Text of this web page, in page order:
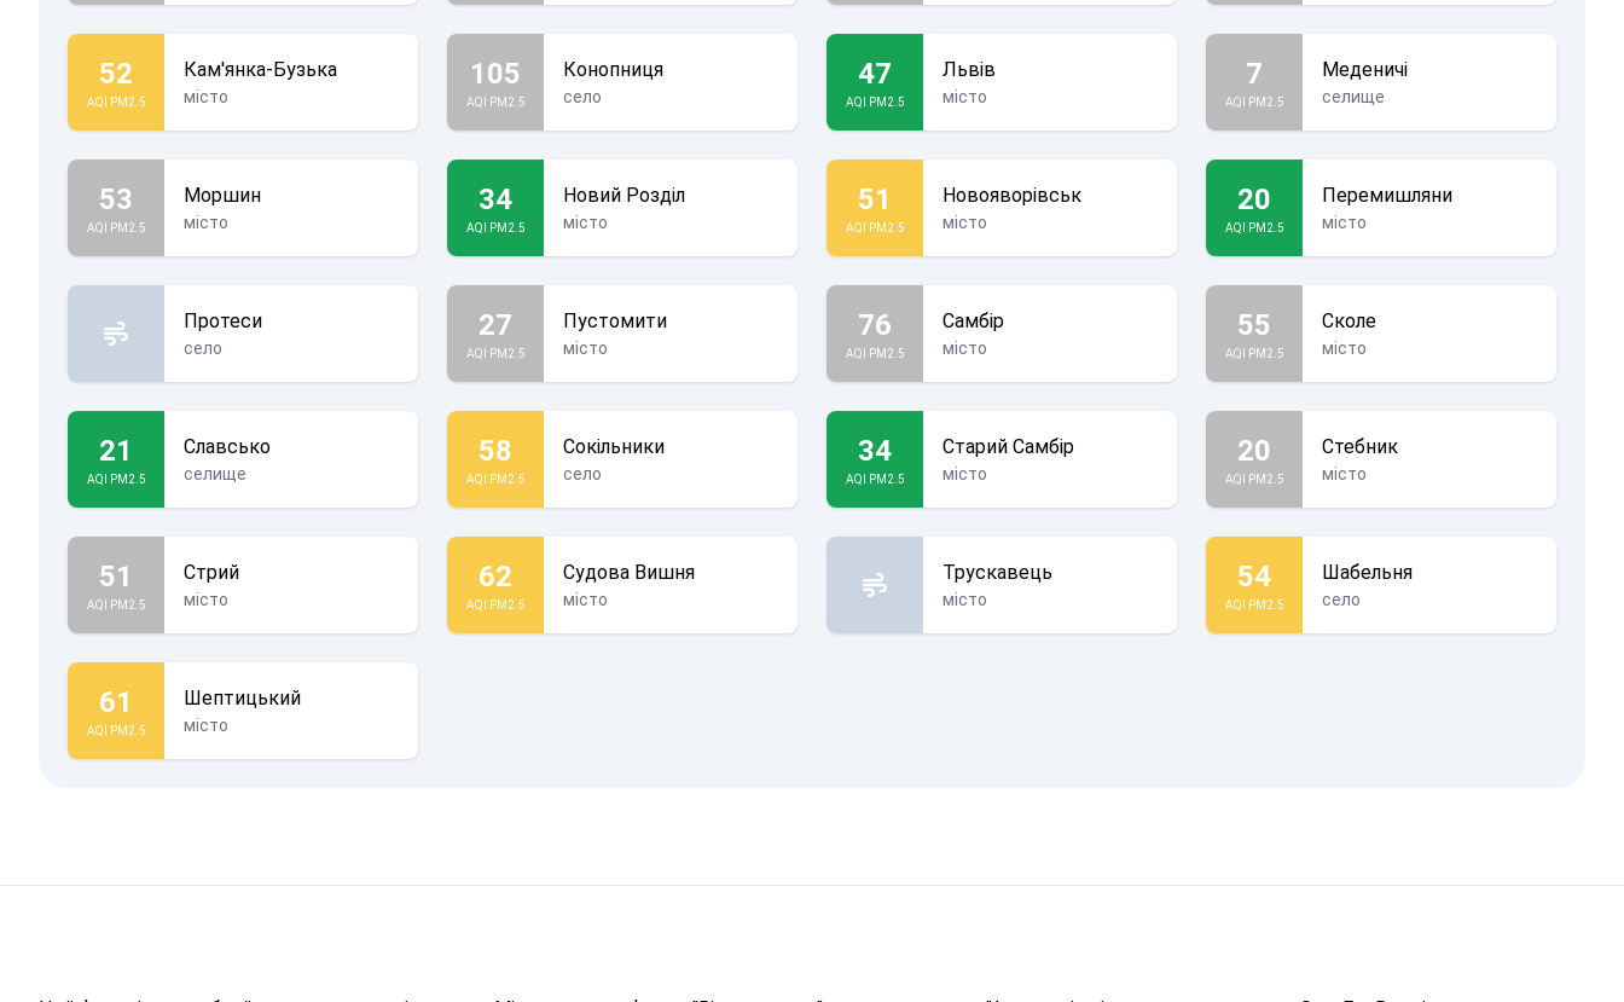
52
AQI PM2.5
Кам'янка-Бузька
місто
105
AQI PM2.5
Конопниця
село
47
AQI PM2.5
Львів
місто
7
AQI PM2.5
Меденичі
селище
53
AQI PM2.5
Моршин
місто
34
AQI PM2.5
Новий Розділ
місто
51
AQI PM2.5
Новояворівськ
місто
20
AQI PM2.5
Перемишляни
місто
Протеси
село
27
AQI PM2.5
Пустомити
місто
76
AQI PM2.5
Самбір
місто
55
AQI PM2.5
Сколе
місто
21
AQI PM2.5
Славсько
селище
58
AQI PM2.5
Сокільники
село
34
AQI PM2.5
Старий Самбір
місто
20
AQI PM2.5
Стебник
місто
51
AQI PM2.5
Стрий
місто
62
AQI PM2.5
Судова Вишня
місто
Трускавець
місто
54
AQI PM2.5
Шабельня
село
61
AQI PM2.5
Шептицький
місто